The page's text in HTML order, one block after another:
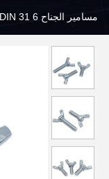
مسامير الجناح DIN 31 6 براغي فولاذية على شكل فراشة